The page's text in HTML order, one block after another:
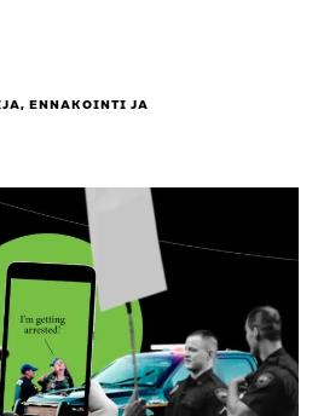
ENNAKOINTI JA